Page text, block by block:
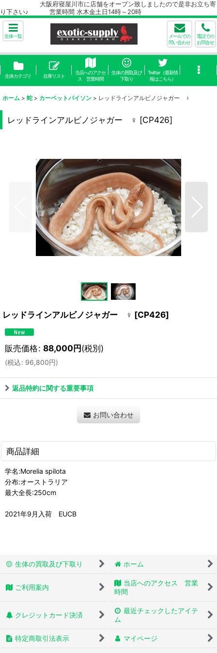
大阪府寝屋川市に店舗をオープン致しましたので是非お立ち寄
り下さい♪ 営業時間 水木金土日14時～20時
生体一覧
メールでの
問い合わせ
電話での
お問合せ
生体カテゴリ 在庫リスト
当店へのアクセ
ス 営業時間
生体の買取及び
下取り
Twitter（最新情
報はこちら）
ホーム > 蛇 > カーペットパイソン > レッドラインアルビノジャガー ♀
レッドラインアルビノジャガー ♀ [CP426]
レッドラインアルビノジャガー ♀ [CP426]
販売価格: 88,000円(税別)
(税込: 96,800円)
返品特約に関する重要事項
お問い合わせ
商品詳細
学名:Morelia spilota
分布:オーストラリア
最大全長:250cm
2021年9月入荷 EUCB
生体の買取及び下取り ホーム
ご利用案内
当店へのアクセス 営業
時間
クレジットカード決済
最近チェックしたアイテ
ム
特定商取引法表示 マイページ